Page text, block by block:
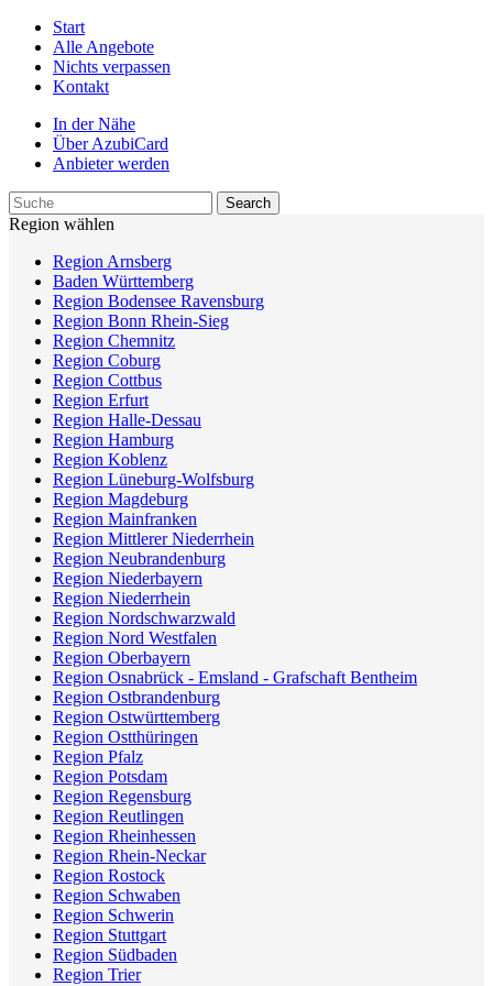
Start
Alle Angebote
Nichts verpassen
Kontakt
In der Nähe
Über AzubiCard
Anbieter werden
Region wählen
Region Arnsberg
Baden Württemberg
Region Bodensee Ravensburg
Region Bonn Rhein-Sieg
Region Chemnitz
Region Coburg
Region Cottbus
Region Erfurt
Region Halle-Dessau
Region Hamburg
Region Koblenz
Region Lüneburg-Wolfsburg
Region Magdeburg
Region Mainfranken
Region Mittlerer Niederrhein
Region Neubrandenburg
Region Niederbayern
Region Niederrhein
Region Nordschwarzwald
Region Nord Westfalen
Region Oberbayern
Region Osnabrück - Emsland - Grafschaft Bentheim
Region Ostbrandenburg
Region Ostwürttemberg
Region Ostthüringen
Region Pfalz
Region Potsdam
Region Regensburg
Region Reutlingen
Region Rheinhessen
Region Rhein-Neckar
Region Rostock
Region Schwaben
Region Schwerin
Region Stuttgart
Region Südbaden
Region Trier